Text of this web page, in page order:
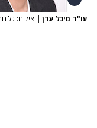
עו"ד מיכל עדן | צילום: גל